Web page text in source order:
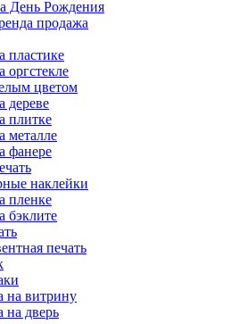
День Рождения
продажа
пластике
оргстекле
цветом
дереве
плитке
металле
фанере
наклейки
пленке
бэклите
печать
на витрину
на дверь